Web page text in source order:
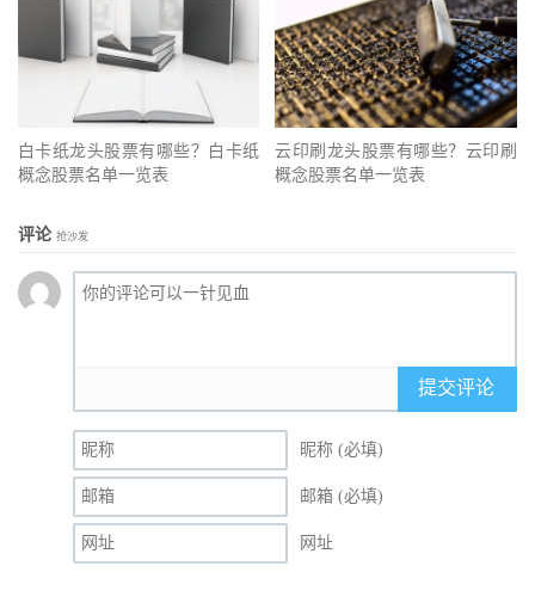
白卡纸龙头股票有哪些？白卡纸
概念股票名单一览表
云印刷龙头股票有哪些？云印刷
概念股票名单一览表
评论 抢沙发
提交评论
昵称 (必填)
邮箱 (必填)
网址